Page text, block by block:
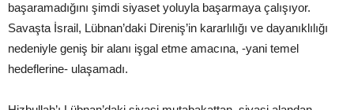
başaramadığını şimdi siyaset yoluyla başarmaya çalışıyor.
Savaşta İsrail, Lübnan’daki Direniş’in kararlılığı ve dayanıklılığı
nedeniyle geniş bir alanı işgal etme amacına, -yani temel
hedeflerine- ulaşamadı.